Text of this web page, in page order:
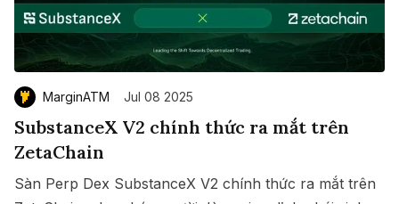
MarginATM Jul 08 2025
SubstanceX V2 chính thức ra mắt trên
ZetaChain
Sàn Perp Dex SubstanceX V2 chính thức ra mắt trên